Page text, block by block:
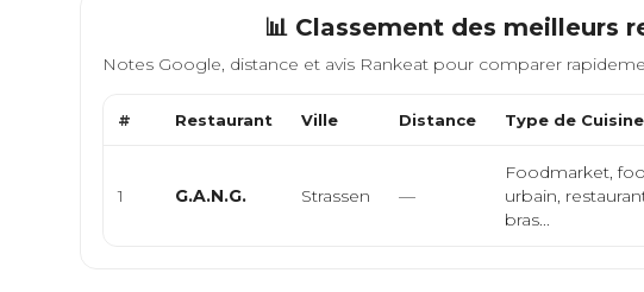
📊 Classement des meilleurs
Notes Google, distance et avis Rankeat pour comparer
# Restaurant Ville Distance Type de Cuisine
1 G.A.N.G. Strassen —
Foodmarket,
urbain,
bras...